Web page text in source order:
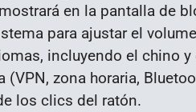
en la pantalla de
para ajustar el
incluyendo el chino y
zona horaria,
los clics del ratón.